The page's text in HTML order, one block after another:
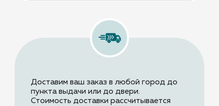
Доставим ваш заказ в любой город до
пункта выдачи или до двери.
Стоимость доставки рассчитывается